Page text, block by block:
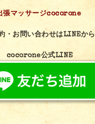
張マッサージcocorone
・お問い合わせはLINEから
cocorone公式LINE